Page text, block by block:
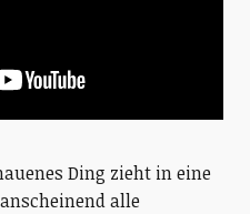
Ding zieht in eine
alle